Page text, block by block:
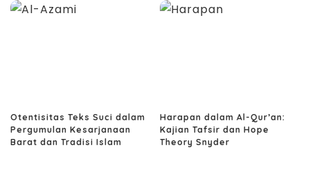
Otentisitas Teks Suci dalam
Pergumulan Kesarjanaan
Barat dan Tradisi Islam
Harapan dalam Al-Qur’an:
Kajian Tafsir dan Hope
Theory Snyder